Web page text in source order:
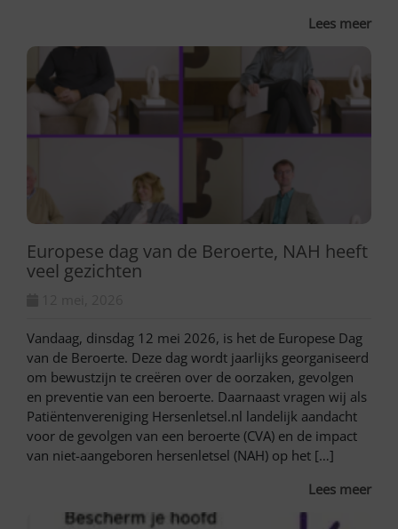
Lees meer
Europese dag van de Beroerte, NAH heeft
veel gezichten
Vandaag, dinsdag 12 mei 2026, is het de Europese Dag
van de Beroerte. Deze dag wordt jaarlijks georganiseerd
om bewustzijn te creëren over de oorzaken, gevolgen
en preventie van een beroerte. Daarnaast vragen wij als
Patiëntenvereniging Hersenletsel.nl landelijk aandacht
voor de gevolgen van een beroerte (CVA) en de impact
van niet-aangeboren hersenletsel (NAH) op het […]
Lees meer